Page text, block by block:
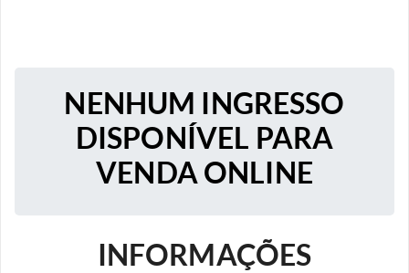
NENHUM INGRESSO
DISPONÍVEL PARA
VENDA ONLINE
INFORMAÇÕES